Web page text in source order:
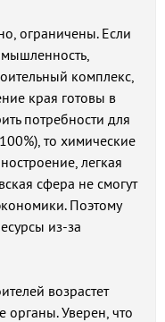
ограничены. Если
комплекс,
края готовы в
потребности для
то химические
легкая
сфера не смогут
Поэтому
из-за
возрастет
органы. Уверен, что